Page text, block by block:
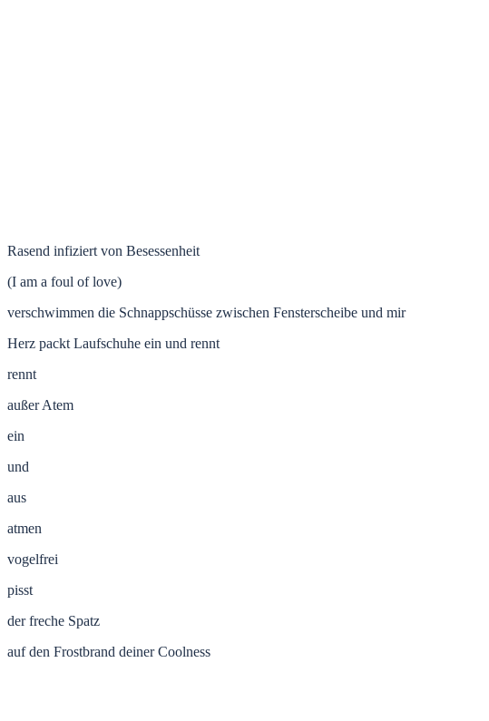
Rasend infiziert von Besessenheit
(I am a foul of love)
verschwimmen die Schnappschüsse zwischen Fensterscheibe und mir
Herz packt Laufschuhe ein und rennt
rennt
außer Atem
ein
und
aus
atmen
vogelfrei
pisst
der freche Spatz
auf den Frostbrand deiner Coolness